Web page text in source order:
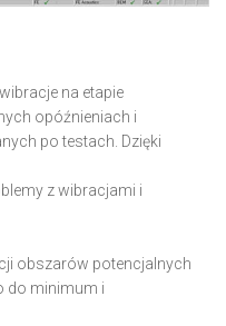
na etapie
opóźnieniach i
po testach. Dzięki
z wibracjami i
obszarów potencjalnych
do minimum i